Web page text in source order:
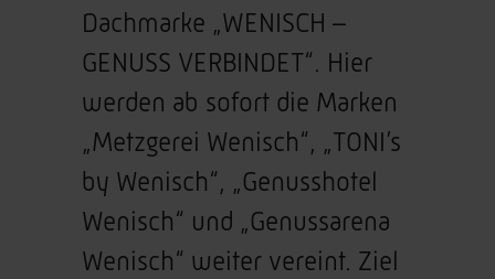
Dachmarke „WENISCH –
GENUSS VERBINDET“. Hier
werden ab sofort die Marken
„Metzgerei Wenisch“, „TONI’s
by Wenisch“, „Genusshotel
Wenisch“ und „Genussarena
Wenisch“ weiter vereint. Ziel